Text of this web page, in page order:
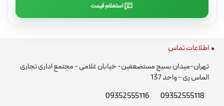
استعلام قیمت
اطلاعات تماس
تهران-میدان بسیج مستضعفین- خیابان غلامی - مجتمع اداری تجاری
الماس ری - واحد 137
09352555118
09352555116